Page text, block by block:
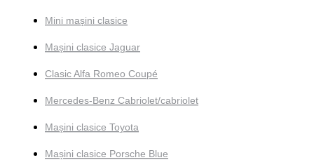
Mini mașini clasice
Mașini clasice Jaguar
Clasic Alfa Romeo Coupé
Mercedes-Benz Cabriolet/cabriolet
Mașini clasice Toyota
Mașini clasice Porsche Blue